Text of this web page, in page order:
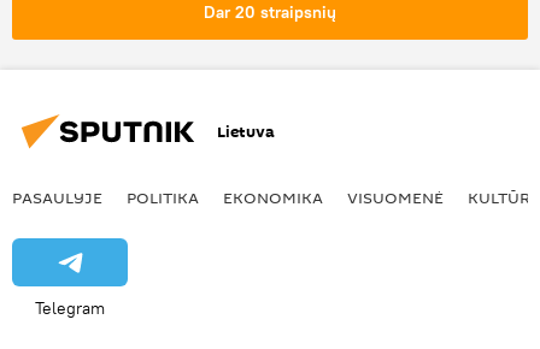
Dar 20 straipsnių
Lietuva
PASAULYJE POLITIKA EKONOMIKA VISUOMENĖ KULTŪRA
Telegram